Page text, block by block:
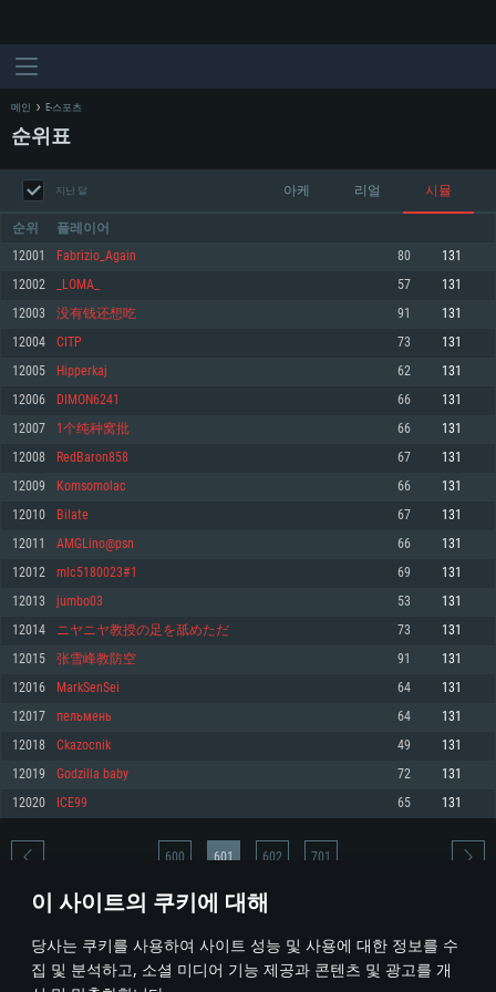
이 사이트의 쿠키에 대해
당사는 쿠키를 사용하여 사이트 성능 및 사용에 대한 정보를 수
집 및 분석하고, 소셜 미디어 기능 제공과 콘텐츠 및 광고를 개
최소사양
운영체제: Windows 10 (64 bit)
프로세서: 2.2 GHz 듀얼코어 이상
메모리: 4GB
그래픽 카드: DirectX 11 이상을 지원하는 AMD Radeon 77XX / NVIDIA
GeForce GT 660. 최소 사양 해상도: 720p
네트워크: 브로드밴드 인터넷
여유 저장 공간: 22.1 GB (최소 클라이언트)
권장 사양
570 혹은 그 이상
여유 저장 공간: 62.2 GB (전체 클라이언트)
최소사양
운영체제: Mac OS Big Sur 11.0
프로세서: 최소 2.2 GHz의 Core i5 (Intel Xeon 은 지원하지 않습니다)
메모리: 6 GB
그래픽 카드: Metal 을 지원하는 Intel Iris Pro 5200 (Mac), 혹은 이와 비슷한 성
능을 가지는 Mac 버전의 AMD/Nvidia. 최소 해상도: 720p
네트워크: 브로드밴드 인터넷
여유 저장 공간: 22.1 GB (최소 클라이언트)
권장 사양
네트워크: 브로드밴드 인터넷
여유 저장 공간: 62.2 GB (전체 클라이언트)
최소사양
운영체제: 64bit Linux 중 최신 버전
프로세서: 2.4 GHz 듀얼코어
메모리: 4 GB
그래픽 카드: Vulkan 을 지원하고, 최신 그래픽 드라이버를 지원하는 NVIDIA
660 (6개월 미만) 혹은 그와 동급의 성능을 가지며 최신 그래픽 드라이버를 지
원하는 AMD (6개월 미만; 최소사양 지원 해상도 720p)
네트워크: 브로드밴드 인터넷
여유 저장 공간: 22.1 GB (최소 클라이언트)
권장 사양
운영체제: Ubuntu 20.04 64bit
프로세서: Intel Core i7
메모리: 16 GB
그래픽 카드: Vulkan 을 지원하고, 최신 그래픽 드라이버를 지원하는 NVIDIA
1060 (6개월 미만) 혹은 그와 동급의 성능을 가지며 최신 그래픽 드라이버를
지원하는 AMD RX 570 (6개월 미만; 최소사양 지원 해상도 720p) 이상
여유 저장 공간: 62.2 GB (전체 클라이언트)
메인 E-스포츠
순위표
지난 달 아케 리얼 시뮬
순위 플레이어
12001 Fabrizio_Again 80 131
12002 _LOMA_ 57 131
12003 没有钱还想吃 91 131
12004 CITP 73 131
12005 Hipperkaj 62 131
12006 DIMON6241 66 131
12007 1个纯种窝批 66 131
12008 RedBaron858 67 131
12009 Komsomolac 66 131
12010 Bilate 67 131
12011 AMGLino@psn 66 131
12012 mlc5180023#1 69 131
12013 jumbo03 53 131
12014 ニヤニヤ教授の足を舐めただ 73 131
12015 张雪峰教防空 91 131
12016 MarkSenSei 64 131
12017 пельмень 64 131
12018 Ckazocnik 49 131
12019 Godzilla baby 72 131
12020 ICE99 65 131
* 순위표는 매일 1회 갱신됩니다
600 601 602 701